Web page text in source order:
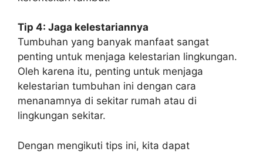
Tip 4: Jaga kelestariannya
Tumbuhan yang banyak manfaat sangat
penting untuk menjaga kelestarian lingkungan.
Oleh karena itu, penting untuk menjaga
kelestarian tumbuhan ini dengan cara
menanamnya di sekitar rumah atau di
lingkungan sekitar.
Dengan mengikuti tips ini, kita dapat